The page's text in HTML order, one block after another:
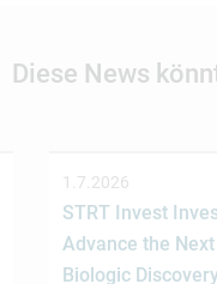
Diese News
1.7.2026
STRT Invest
Advance the
Biologic